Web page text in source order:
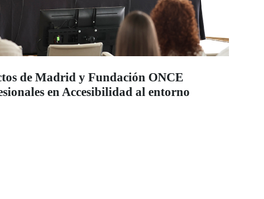
de Madrid y Fundación ONCE
en Accesibilidad al entorno